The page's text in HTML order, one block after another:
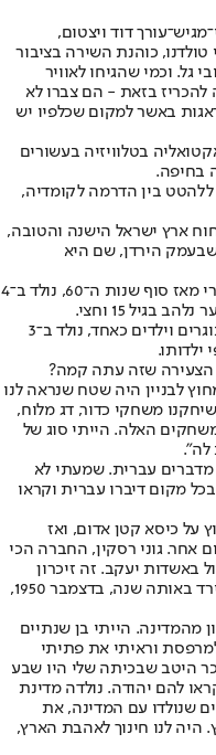
דוד ויצטום,
כוהנת השירה בציבור
גל. וכמי שהגיחו לאוויר
להכריז בזאת - הם צברו לא
באשר למקום שכלפיו יש
בטלוויזיה בעשורים
בין הדרמה לקומדיה,
ארץ ישראל הישנה והטובה,
שבעמק הירדן, שם היא
טולדנו, אחד הקולות הייחודיים בזמר העברי מאז סוף שנות ה־60, נולד ב־4
בגיל 15 וחצי.
גל, מצחיקן אדיר שהפך לשם דבר בקרב מבוגרים וילדים כאחד, נולד ב־3
ילדותו.
הצעירה שזה עתה קמה?
לבניין היה שטח שנראה לנו
משחקי כדור, דג מלוח,
האלה. הייתי סוג של
לה".
כילד בן 5-4, שכולם מדברים עברית. שמעתי לא
מקום דיברו עברית וקראו
בגן בקיבוץ על כיסא קטן אדום, ואז
אחר. גוני רסקין, החברה הכי
באשדות יעקב. זה זיכרון
מחריד עבורי. אני חושבת שהשלג הכבד שירד באותה שנה, בדצמבר 1950,
מהמדינה. הייתי בן שנתיים
וראיתי את פתיתי
היטב שבכיתה שלי היו שבע
להם יהודה. נולדה מדינת
שנולדו עם המדינה, את
לנו חינוך לאהבת הארץ,